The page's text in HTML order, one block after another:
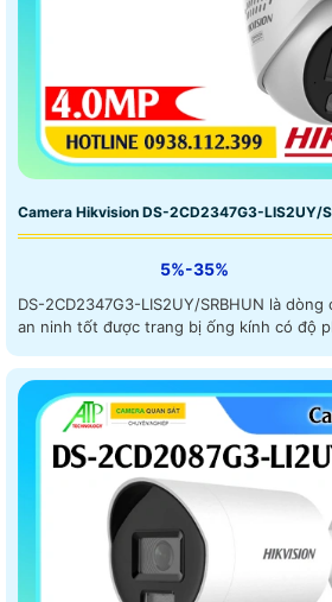
Camera Hikvision DS-2CD2347G3-LIS2UY/
5%-35%
DS-2CD2347G3-LIS2UY/SRBHUN là
an ninh tốt được trang bị ống kính có độ